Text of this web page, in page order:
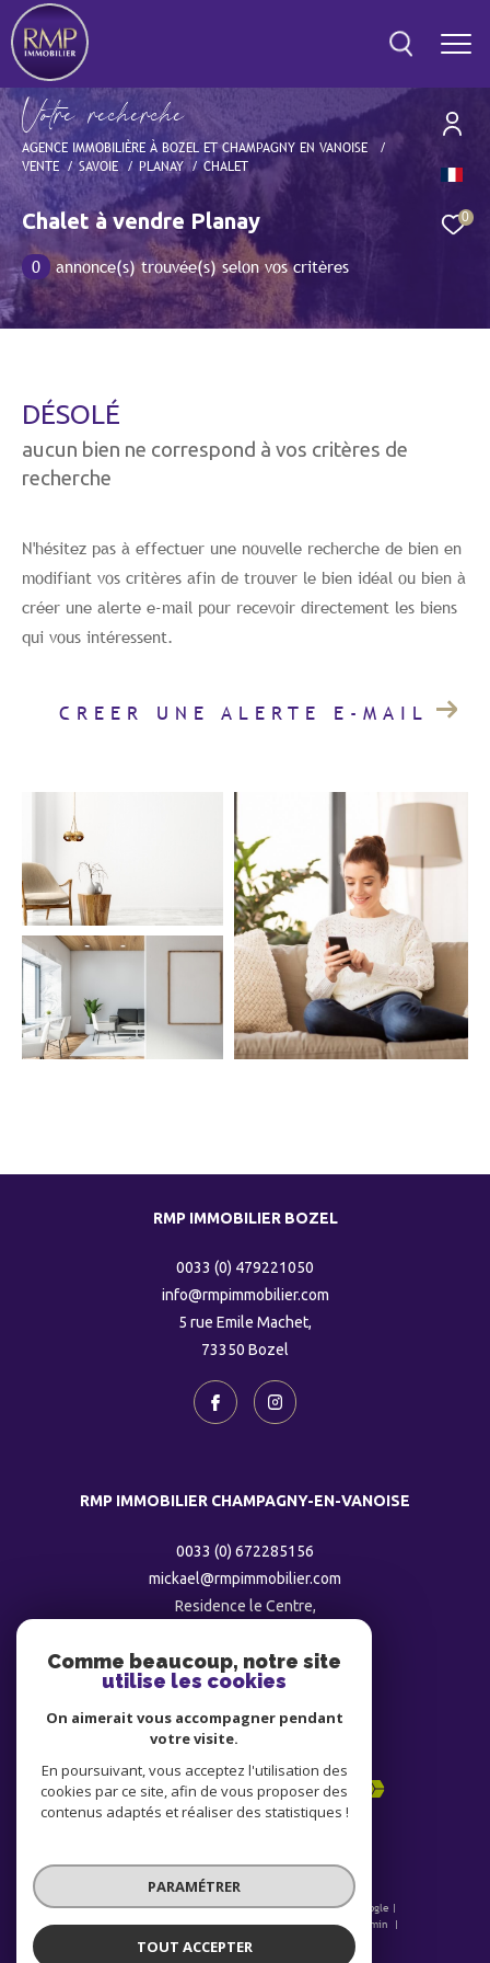
0
Votre recherche
AGENCE IMMOBILIÈRE À BOZEL ET CHAMPAGNY EN VANOISE
VENTE
SAVOIE PLANAY CHALET
Chalet à vendre Planay
0 annonce(s) trouvée(s) selon vos critères
DÉSOLÉ
aucun bien ne correspond à vos critères de
recherche
N'hésitez pas à effectuer une nouvelle recherche de bien en
modifiant vos critères afin de trouver le bien idéal ou bien à
créer une alerte e-mail pour recevoir directement les biens
qui vous intéressent.
CREER UNE ALERTE E-MAIL
RMP IMMOBILIER BOZEL
0033 (0) 479221050
info@rmpimmobilier.com
5 rue Emile Machet,
73350
bozel
RMP IMMOBILIER CHAMPAGNY-EN-VANOISE
0033 (0) 672285156
mickael@rmpimmobilier.com
Residence le Centre,
© 2026 | Tous droits réservés | Traduction powered by Google |
Nos honoraires
Plan du site Mentions légales
Admin
Nos liens
Politique RGPD
Comme beaucoup, notre site
utilise les cookies
On aimerait vous accompagner pendant
votre visite.
En poursuivant, vous acceptez l'utilisation des
cookies par ce site, afin de vous proposer des
contenus adaptés et réaliser des statistiques !
PARAMÉTRER
TOUT ACCEPTER
Effectuer une recherche
et trouver le bien qui correspond à vos critères
Type
d'offre
Vente
Ville
Surface
Surface
AFFINER LES CRITÈRES
TERRASSE PARKING/GARAGE
JARDIN
FILTRER PAR
COUPS DE COEUR EXCLUSIVITÉS
RECHERCHER